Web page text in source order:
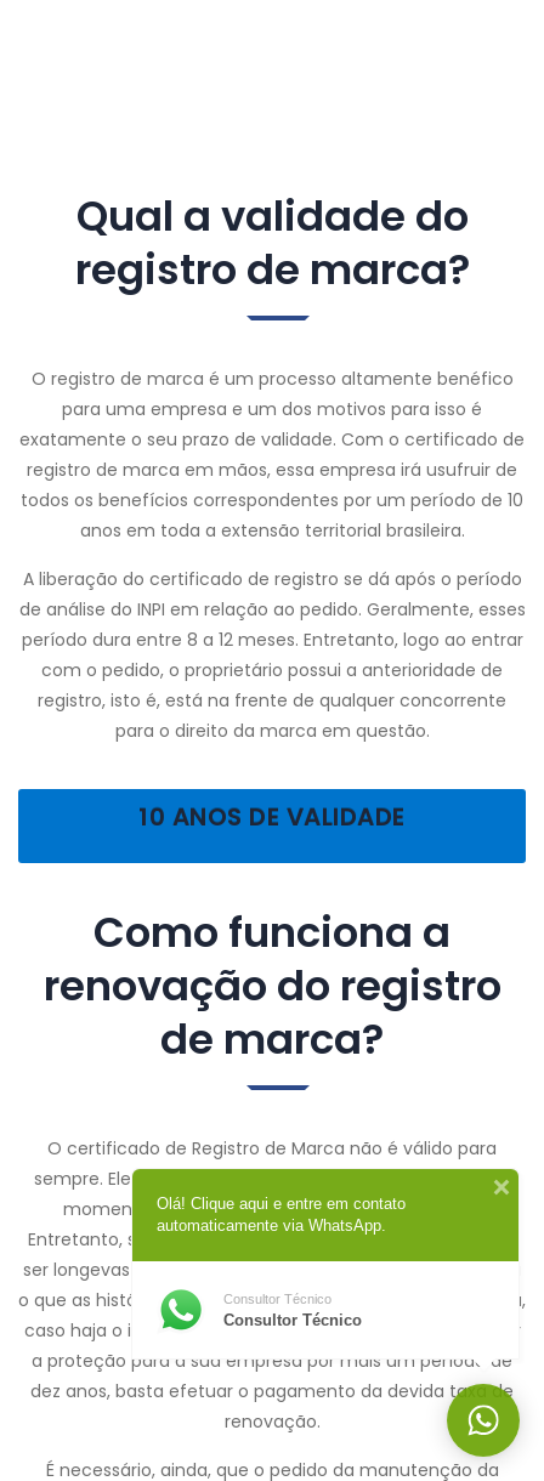
Qual a validade do
registro de marca?
O registro de marca é um processo altamente benéfico
para uma empresa e um dos motivos para isso é
exatamente o seu prazo de validade. Com o certificado de
registro de marca em mãos, essa empresa irá usufruir de
todos os benefícios correspondentes por um período de 10
anos em toda a extensão territorial brasileira.
A liberação do certificado de registro se dá após o período
de análise do INPI em relação ao pedido. Geralmente, esses
período dura entre 8 a 12 meses. Entretanto, logo ao entrar
com o pedido, o proprietário possui a anterioridade de
registro, isto é, está na frente de qualquer concorrente
para o direito da marca em questão.
10 ANOS DE VALIDADE
Como funciona a
renovação do registro
de marca?
O certificado de Registro de Marca não é válido para
sempre. Ele possui uma validade de dez anos a partir do
momento que o documento é deferido pelo INPI.
Entretanto, sabemos que marcas de sucesso costumam
ser longevas e esses dez anos podem parecer pouco para
o que as histórias dessas empresas mostram. Dessa forma,
caso haja o interesse do proprietário da marca de renovar
a proteção para a sua empresa por mais um período de
dez anos, basta efetuar o pagamento da devida taxa de
renovação.
É necessário, ainda, que o pedido da manutenção da
Olá! Clique aqui e entre em contato
automaticamente via WhatsApp.
Consultor Técnico
Consultor Técnico